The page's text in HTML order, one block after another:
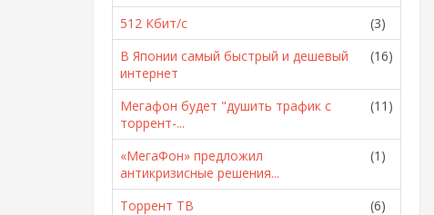
512 Кбит/с
(3)
В Японии самый быстрый и дешевый
интернет
(16)
Мегафон будет "душить трафик с
торрент-...
(11)
«МегаФон» предложил
антикризисные решения...
(1)
Торрент ТВ
(6)